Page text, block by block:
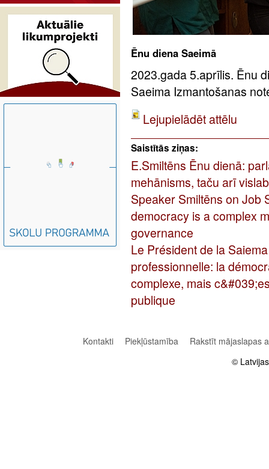
Ēnu diena Saeimā
2023.gada 5.aprīlis. Ēnu
Saeima Izmantošanas
Lejupielādēt attēlu
Saistītās ziņas:
E.Smiltēns Ēnu dienā:
mehānisms, taču arī
Speaker Smiltēns on Job
democracy is a complex
governance
Le Président de la
professionnelle: la
complexe, mais
publique
Kontakti Piekļūstamība
Rakstīt mājaslapas
©